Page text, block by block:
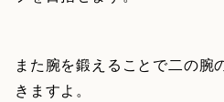
また腕を鍛えることで二の腕
きますよ。